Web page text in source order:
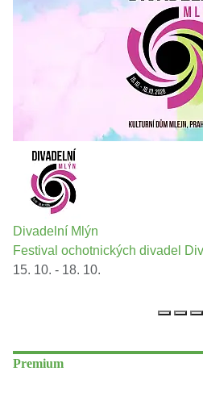
Divadelní Mlýn
Festival ochotnických divadel
15. 10. - 18. 10.
Premium